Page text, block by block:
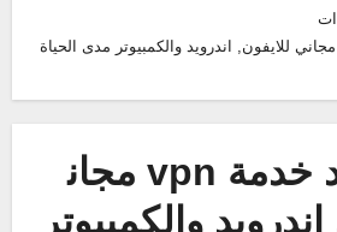
افضل مزود خدمة vpn مجاني للايفون, اندرويد والكمبيوتر مدى الحياة
افضل مزود خدمة vpn مجان
والكمبيوتر